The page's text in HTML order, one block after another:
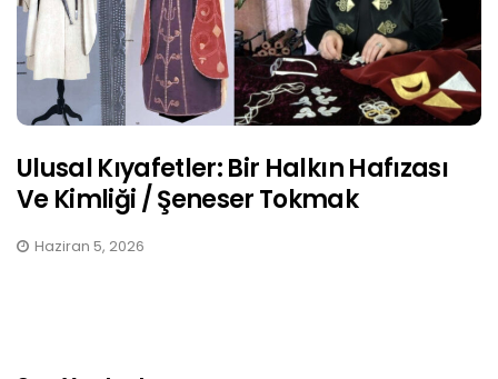
Ulusal Kıyafetler: Bir Halkın Hafızası
Ve Kimliği / Şeneser Tokmak
Haziran 5, 2026